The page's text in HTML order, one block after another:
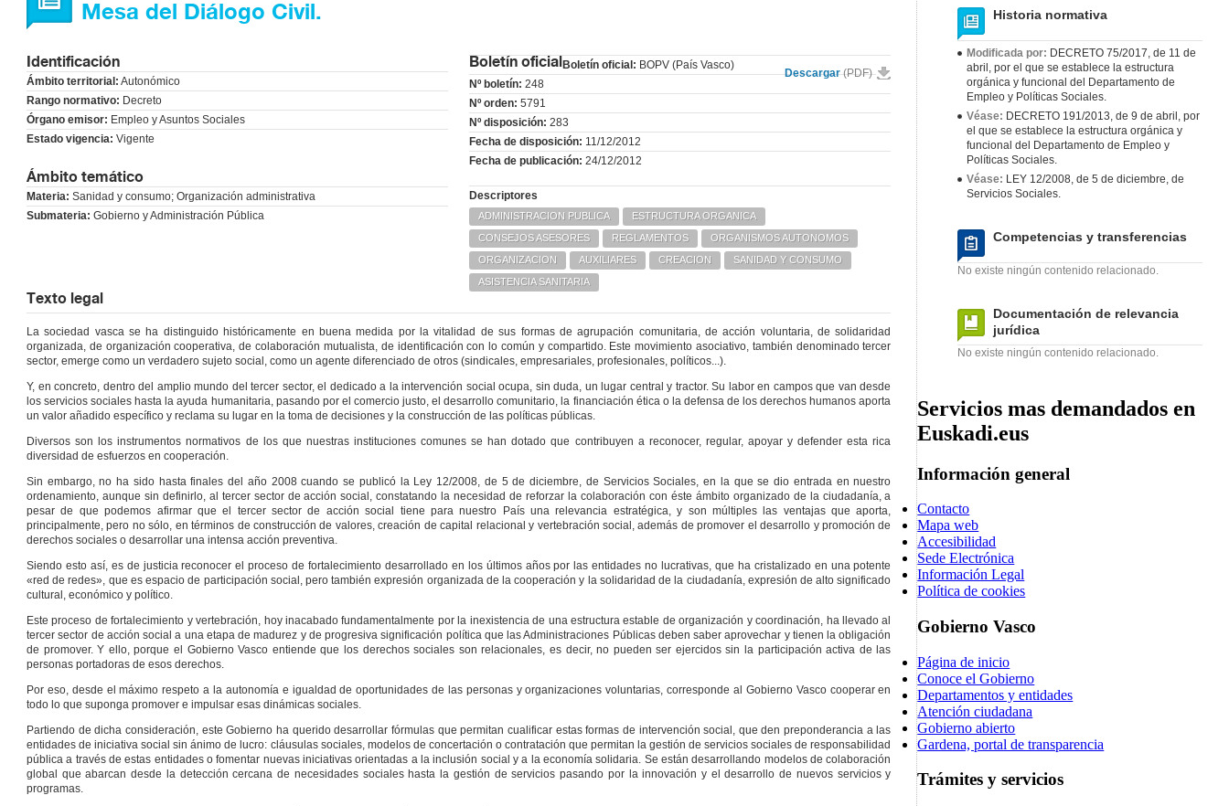
Mesa del Diálogo Civil.
Identificación
Ámbito territorial: Autonómico
Rango normativo: Decreto
Órgano emisor: Empleo y Asuntos Sociales
Estado vigencia: Vigente
Boletín oficial
Descargar(PDF)
Boletín oficial: BOPV (País Vasco)
Nº boletín: 248
Nº orden: 5791
Nº disposición: 283
Fecha de disposición: 11/12/2012
Fecha de publicación: 24/12/2012
Ámbito temático
Materia: Sanidad y consumo; Organización administrativa
Submateria: Gobierno y Administración Pública
Descriptores
ADMINISTRACION PUBLICA
ESTRUCTURA ORGANICA
CONSEJOS ASESORES
REGLAMENTOS
ORGANISMOS AUTONOMOS
ORGANIZACION
AUXILIARES CREACION
SANIDAD Y CONSUMO
ASISTENCIA SANITARIA
Texto legal
La sociedad vasca se ha distinguido históricamente en buena medida por la vitalidad de sus formas de agrupación comunitaria, de acción voluntaria, de solidaridad
organizada, de organización cooperativa, de colaboración mutualista, de identificación con lo común y compartido. Este movimiento asociativo, también denominado tercer
sector, emerge como un verdadero sujeto social, como un agente diferenciado de otros (sindicales, empresariales, profesionales, políticos...).
Y, en concreto, dentro del amplio mundo del tercer sector, el dedicado a la intervención social ocupa, sin duda, un lugar central y tractor. Su labor en campos que van desde
los servicios sociales hasta la ayuda humanitaria, pasando por el comercio justo, el desarrollo comunitario, la financiación ética o la defensa de los derechos humanos aporta
un valor añadido específico y reclama su lugar en la toma de decisiones y la construcción de las políticas públicas.
Diversos son los instrumentos normativos de los que nuestras instituciones comunes se han dotado que contribuyen a reconocer, regular, apoyar y defender esta rica
diversidad de esfuerzos en cooperación.
Sin embargo, no ha sido hasta finales del año 2008 cuando se publicó la Ley 12/2008, de 5 de diciembre, de Servicios Sociales, en la que se dio entrada en nuestro
ordenamiento, aunque sin definirlo, al tercer sector de acción social, constatando la necesidad de reforzar la colaboración con éste ámbito organizado de la ciudadanía, a
pesar de que podemos afirmar que el tercer sector de acción social tiene para nuestro País una relevancia estratégica, y son múltiples las ventajas que aporta,
principalmente, pero no sólo, en términos de construcción de valores, creación de capital relacional y vertebración social, además de promover el desarrollo y promoción de
derechos sociales o desarrollar una intensa acción preventiva.
Siendo esto así, es de justicia reconocer el proceso de fortalecimiento desarrollado en los últimos años por las entidades no lucrativas, que ha cristalizado en una potente
«red de redes», que es espacio de participación social, pero también expresión organizada de la cooperación y la solidaridad de la ciudadanía, expresión de alto significado
cultural, económico y político.
Este proceso de fortalecimiento y vertebración, hoy inacabado fundamentalmente por la inexistencia de una estructura estable de organización y coordinación, ha llevado al
tercer sector de acción social a una etapa de madurez y de progresiva significación política que las Administraciones Públicas deben saber aprovechar y tienen la obligación
de promover. Y ello, porque el Gobierno Vasco entiende que los derechos sociales son relacionales, es decir, no pueden ser ejercidos sin la participación activa de las
personas portadoras de esos derechos.
Por eso, desde el máximo respeto a la autonomía e igualdad de oportunidades de las personas y organizaciones voluntarias, corresponde al Gobierno Vasco cooperar en
todo lo que suponga promover e impulsar esas dinámicas sociales.
Partiendo de dicha consideración, este Gobierno ha querido desarrollar fórmulas que permitan cualificar estas formas de intervención social, que den preponderancia a las
entidades de iniciativa social sin ánimo de lucro: cláusulas sociales, modelos de concertación o contratación que permitan la gestión de servicios sociales de responsabilidad
pública a través de estas entidades o fomentar nuevas iniciativas orientadas a la inclusión social y a la economía solidaria. Se están desarrollando modelos de colaboración
global que abarcan desde la detección cercana de necesidades sociales hasta la gestión de servicios pasando por la innovación y el desarrollo de nuevos servicios y
programas.
Historia normativa
Modificada por: DECRETO 75/2017, de 11 de
abril, por el que se establece la estructura
orgánica y funcional del Departamento de
Empleo y Políticas Sociales.
Véase: DECRETO 191/2013, de 9 de abril, por
el que se establece la estructura orgánica y
funcional del Departamento de Empleo y
Políticas Sociales.
Véase: LEY 12/2008, de 5 de diciembre, de
Servicios Sociales.
Competencias y transferencias
No existe ningún contenido relacionado.
Documentación de relevancia
jurídica
No existe ningún contenido relacionado.
Servicios mas demandados en
Euskadi.eus
Información general
Contacto
Mapa web
Accesibilidad
Sede Electrónica
Información Legal
Política de cookies
Gobierno Vasco
Página de inicio
Conoce el Gobierno
Departamentos y entidades
Atención ciudadana
Gobierno abierto
Gardena, portal de transparencia
Trámites y servicios